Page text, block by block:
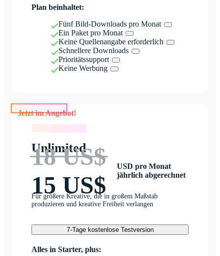
Plan beinhaltet:
Fünf Bild-Downloads pro Monat
Ein Paket pro Monat
Keine Quellenangabe erforderlich
Schnellere Downloads
Prioritätssupport
Keine Werbung
Jetzt im Angebot!
Unlimited
18 US$
15 US$
USD pro Monat
jährlich abgerechnet
Für größere Kreative, die in großem Maßstab
produzieren und kreative Freiheit verlangen
7-Tage kostenlose Testversion
Alles in Starter, plus: